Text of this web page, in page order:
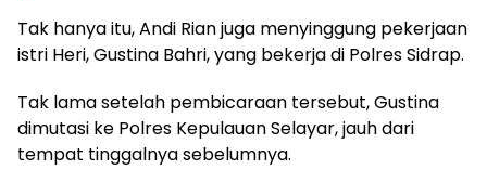
Tak hanya itu, Andi Rian juga menyinggung pekerjaan
istri Heri, Gustina Bahri, yang bekerja di Polres Sidrap.
Tak lama setelah pembicaraan tersebut, Gustina
dimutasi ke Polres Kepulauan Selayar, jauh dari
tempat tinggalnya sebelumnya.